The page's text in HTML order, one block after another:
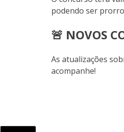
podendo ser
🚨 NOVOS
As atualizações
acompanhe!